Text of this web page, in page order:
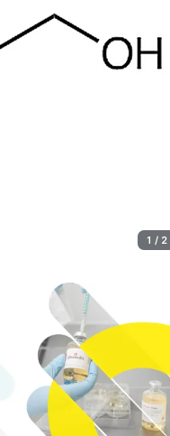
1 / 2